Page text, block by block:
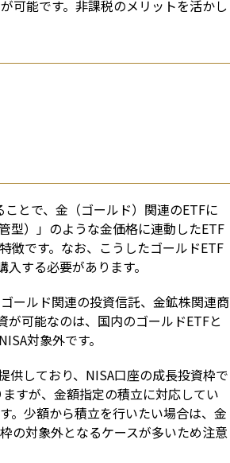
可能です。非課税のメリットを活かし
とで、金（ゴールド）関連のETFに
型）」のような金価格に連動したETF
徴です。なお、こうしたゴールドETF
する必要があります。
ールド関連の投資信託、金鉱株関連商
可能なのは、国内のゴールドETFと
対象外です。
供しており、NISA口座の成長投資枠で
すが、金額指定の積立に対応してい
。少額から積立を行いたい場合は、金
の対象外となるケースが多いため注意